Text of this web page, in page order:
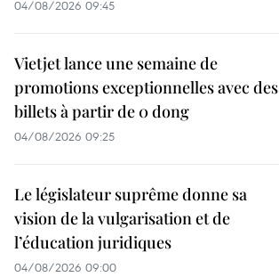
04/08/2026 09:45
Vietjet lance une semaine de
promotions exceptionnelles avec des
billets à partir de 0 dong
04/08/2026 09:25
Le législateur suprême donne sa
vision de la vulgarisation et de
l’éducation juridiques
04/08/2026 09:00